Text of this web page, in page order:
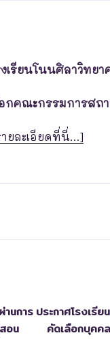
เรียนโนนศิลาวิทยา
อกคณะกรรมการส
ยละเอียดที่นี่…]
านการ
อน
ประกาศโรงเรี
คัดเลือกบุคค